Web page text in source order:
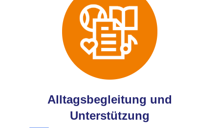
Alltagsbegleitung und
Unterstützung